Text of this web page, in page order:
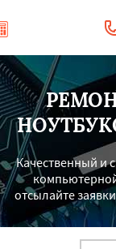
|
Качественный и
отсылайте